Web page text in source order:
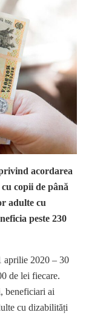
acordarea
copii de până
adulte cu
peste 230
aprilie 2020 – 30
de lei fiecare.
beneficiari ai
cu dizabilități